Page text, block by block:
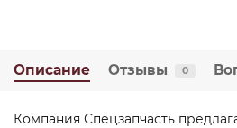
Описание Отзывы 0
Компания Спецзапчасть